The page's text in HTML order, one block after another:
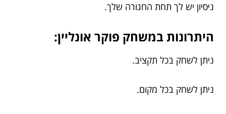
ניסיון יש לך תחת החגורה שלך.
היתרונות במשחק פוקר אונליין:
ניתן לשחק בכל תקציב.
ניתן לשחק בכל מקום.